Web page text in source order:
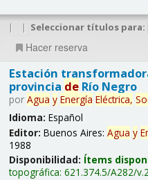
| | Seleccionar títulos para:
Hacer reserva
Estación
provincia deRío Negro
por Agua y Energía Eléctrica,
Idioma: Español
Editor: Buenos Aires: Agua y
1988
Disponibilidad: Ítems
topográfica: 621.374.5/A282/v.2